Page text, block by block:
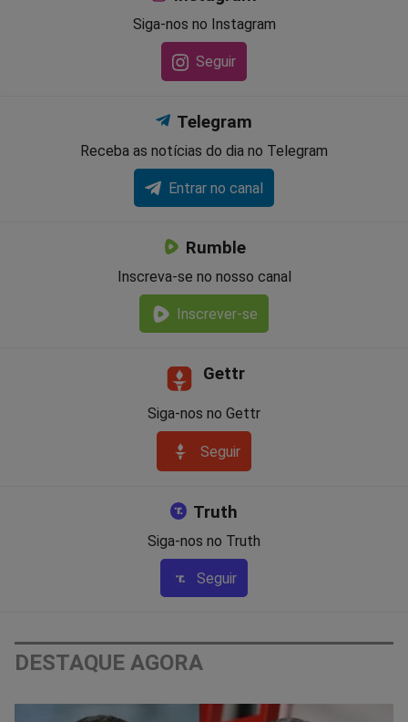
Siga-nos no Instagram
Seguir
Telegram
Receba as notícias do dia no Telegram
Entrar no canal
Rumble
Inscreva-se no nosso canal
Inscrever-se
Gettr
Siga-nos no Gettr
Seguir
Truth
Siga-nos no Truth
Seguir
DESTAQUE AGORA